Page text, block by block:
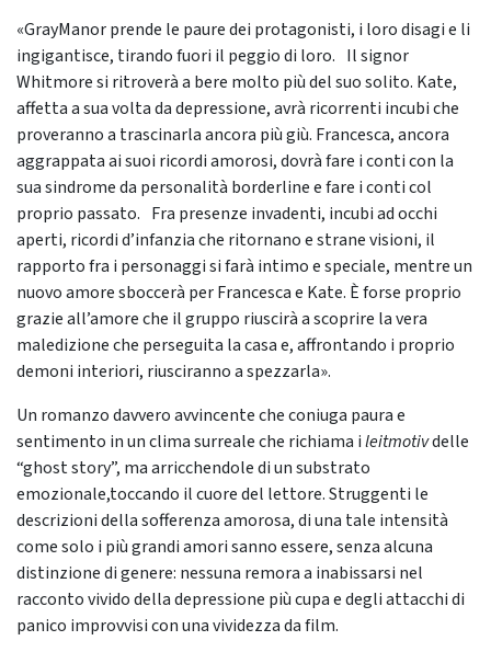
«GrayManor prende le paure dei protagonisti, i loro disagi e li
ingigantisce, tirando fuori il peggio di loro. Il signor
Whitmore si ritroverà a bere molto più del suo solito. Kate,
affetta a sua volta da depressione, avrà ricorrenti incubi che
proveranno a trascinarla ancora più giù. Francesca, ancora
aggrappata ai suoi ricordi amorosi, dovrà fare i conti con la
sua sindrome da personalità borderline e fare i conti col
proprio passato. Fra presenze invadenti, incubi ad occhi
aperti, ricordi d’infanzia che ritornano e strane visioni, il
rapporto fra i personaggi si farà intimo e speciale, mentre un
nuovo amore sboccerà per Francesca e Kate. È forse proprio
grazie all’amore che il gruppo riuscirà a scoprire la vera
maledizione che perseguita la casa e, affrontando i proprio
demoni interiori, riusciranno a spezzarla».
Un romanzo davvero avvincente che coniuga paura e
sentimento in un clima surreale che richiama ileitmotivdelle
“ghost story”, ma arricchendole di un substrato
emozionale,toccando il cuore del lettore. Struggenti le
descrizioni della sofferenza amorosa, di una tale intensità
come solo i più grandi amori sanno essere, senza alcuna
distinzione di genere: nessuna remora a inabissarsi nel
racconto vivido della depressione più cupa e degli attacchi di
panico improvvisi con una vividezza da film.